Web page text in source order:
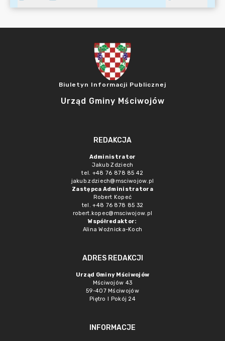
Biuletyn Informacji Publicznej
Urząd Gminy Mściwojów
REDAKCJA
Administrator
Jakub Zdziech
tel. +48 76 878 85 42
jakub.zdziech@msciwojow.pl
Zastępca Administratora
Robert Kopeć
tel. +48 76 878 85 32
robert.kopec@msciwojow.pl
Współredaktor:
Alina Woźnicka-Koch
ADRES REDAKCJI
Urząd Gminy Mściwojów
Mściwojów 43
59-407 Mściwojów
Piętro I Pokój 24
INFORMACJE